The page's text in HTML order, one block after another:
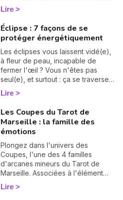
Et croyez-moi, vous allez adorer la
suite. 💫
grandes déchirures, bien avant
notre premier souffle ? C'est le
vertigineux mystère du « Pacte des
Âmes » que nous explore Vanesa
Vidente, voyante, tarologue et
médium reconnue sur Wengo. Forte
de nombreuses années
d'expérience et plébiscitée par sa
communauté — 2972 avis reçus,
ou très positifs —, elle est réputée
précises, idéales pour celles et
ceux qui souhaitent avancer sans
hésiter. Dans cet article, elle lève le
voile sur les raisons profondes de
notre incarnation.
Lire
Éclipse : 7 façons de se
protéger énergétiquement
Les éclipses vous laissent vidé(e),
à fleur de peau, incapable de
fermer l'œil ? Vous n'êtes pas
seul(e), et surtout : ça se traverse
en douceur. Voici 7 gestes simples
et bienveillants pour vous protéger
calme intérieur. 🛡️🌒
Lire
Les Coupes du Tarot de
Marseille : la famille des
émotions
Plongez dans l'univers des
Coupes, l'une des 4 familles
d'arcanes mineurs du Tarot de
Marseille. Associées à l'élément
Eau, ces 14 cartes éclairent votre
vie sentimentale, vos relations et
Lire